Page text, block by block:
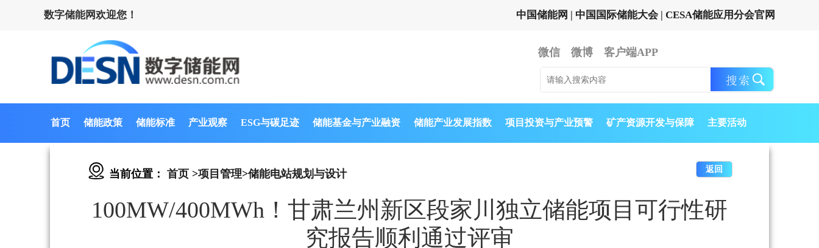
数字储能网欢迎您！ 中国储能网 | 中国国际储能大会 | CESA储能应用分会官网
微信 微博 客户端APP
首页 储能政策 储能标准 产业观察 ESG与碳足迹 储能基金与产业融资 储能产业发展指数 项目投资与产业预警 矿产资源开发与保障 主要活动
当前位置： 首页 >项目管理>储能电站规划与设计 返回
100MW/400MWh！甘肃兰州新区段家川独立储能项目可行性研
究报告顺利通过评审